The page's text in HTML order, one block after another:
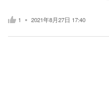
1 2021年8月27日 17:40